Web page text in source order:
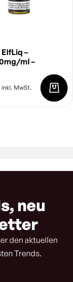
ElfLiq –
ml –
inkl. MwSt.
neu
den aktuellen
Trends.